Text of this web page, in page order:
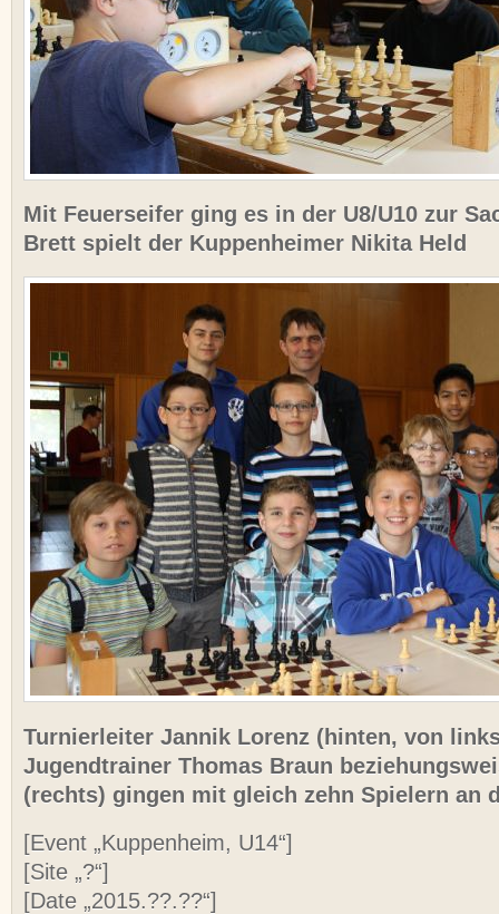
Mit Feuerseifer ging es in der U8/U10 zur
Brett spielt der Kuppenheimer Nikita Held
Turnierleiter Jannik Lorenz (hinten, von
Jugendtrainer Thomas Braun
(rechts) gingen mit gleich zehn Spielern an
[Event „Kuppenheim, U14“]
[Site „?“]
[Date „2015.??.??“]